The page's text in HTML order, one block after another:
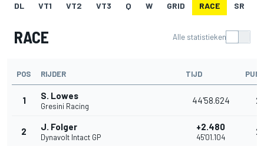
DL VT1 VT2 VT3 Q W GRID RACE SR
RACE Alle statistieken
POS RIJDER TIJD
1 S. Lowes
Gresini Racing
44'58.624
2 J. Folger
Dynavolt Intact GP
+2.480
45'01.104